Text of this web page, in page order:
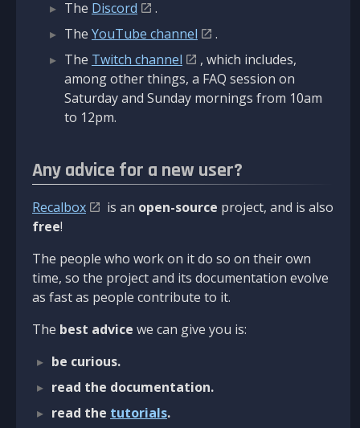
The Discord
.
The YouTube channel
.
The Twitch channel
, which includes,
among other things, a FAQ session on
Saturday and Sunday mornings from 10am
to 12pm.
Any advice for a new user?
Recalbox is an open-source project, and is also
free!
The people who work on it do so on their own
time, so the project and its documentation evolve
as fast as people contribute to it.
The best advice we can give you is:
be curious.
read the documentation.
read the tutorials.